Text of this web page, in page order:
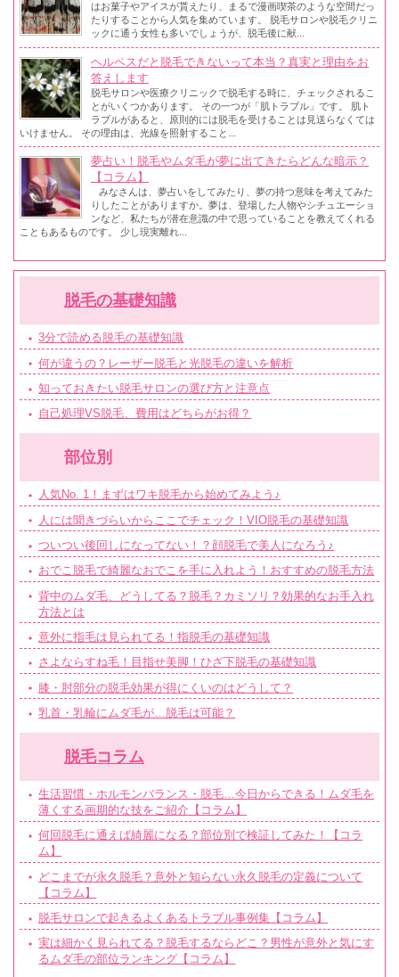
はお菓子やアイスが貰えたり、まるで漫画喫茶のような空間だっ
たりすることから人気を集めています。 脱毛サロンや脱毛クリニ
ックに通う女性も多いでしょうが、脱毛後に献...
ヘルペスだと脱毛できないって本当？真実と理由をお
答えします
脱毛サロンや医療クリニックで脱毛する時に、チェックされるこ
とがいくつかあります。 その一つが「肌トラブル」です。 肌ト
ラブルがあると、原則的には脱毛を受けることは見送らなくては
いけません。 その理由は、光線を照射すること...
夢占い！脱毛やムダ毛が夢に出てきたらどんな暗示？
【コラム】
みなさんは、夢占いをしてみたり、夢の持つ意味を考えてみた
りしたことがありますか。夢は、登場した人物やシチュエーショ
ンなど、私たちが潜在意識の中で思っていることを教えてくれる
こともあるものです。 少し現実離れ...
脱毛の基礎知識
3分で読める脱毛の基礎知識
何が違うの？レーザー脱毛と光脱毛の違いを解析
知っておきたい脱毛サロンの選び方と注意点
自己処理VS脱毛、費用はどちらがお得？
部位別
人気No. 1！まずはワキ脱毛から始めてみよう♪
人には聞きづらいからここでチェック！VIO脱毛の基礎知識
ついつい後回しになってない！？顔脱毛で美人になろう♪
おでこ脱毛で綺麗なおでこを手に入れよう！おすすめの脱毛方法
背中のムダ毛、どうしてる？脱毛？カミソリ？効果的なお手入れ
方法とは
意外に指毛は見られてる！指脱毛の基礎知識
さよならすね毛！目指せ美脚！ひざ下脱毛の基礎知識
膝・肘部分の脱毛効果が得にくいのはどうして？
乳首・乳輪にムダ毛が…脱毛は可能？
脱毛コラム
生活習慣・ホルモンバランス・脱毛…今日からできる！ムダ毛を
薄くする画期的な技をご紹介【コラム】
何回脱毛に通えば綺麗になる？部位別で検証してみた！【コラ
ム】
どこまでが永久脱毛？意外と知らない永久脱毛の定義について
【コラム】
脱毛サロンで起きるよくあるトラブル事例集【コラム】
実は細かく見られてる？脱毛するならどこ？男性が意外と気にす
るムダ毛の部位ランキング【コラム】